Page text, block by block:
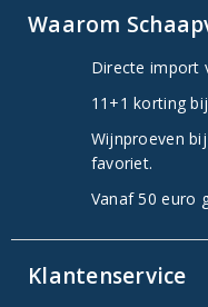
Waarom
Directe import
11+1 korting
Wijnproeven
favoriet.
Vanaf 50 euro
Klantenservice